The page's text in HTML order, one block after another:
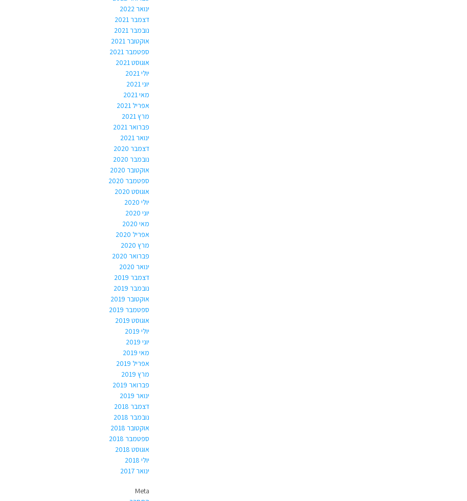
ינואר 2022
דצמבר 2021
נובמבר 2021
אוקטובר 2021
ספטמבר 2021
אוגוסט 2021
יולי 2021
יוני 2021
מאי 2021
אפריל 2021
מרץ 2021
פברואר 2021
ינואר 2021
דצמבר 2020
נובמבר 2020
אוקטובר 2020
ספטמבר 2020
אוגוסט 2020
יולי 2020
יוני 2020
מאי 2020
אפריל 2020
מרץ 2020
פברואר 2020
ינואר 2020
דצמבר 2019
נובמבר 2019
אוקטובר 2019
ספטמבר 2019
אוגוסט 2019
יולי 2019
יוני 2019
מאי 2019
אפריל 2019
מרץ 2019
פברואר 2019
ינואר 2019
דצמבר 2018
נובמבר 2018
אוקטובר 2018
ספטמבר 2018
אוגוסט 2018
יולי 2018
ינואר 2017
Meta